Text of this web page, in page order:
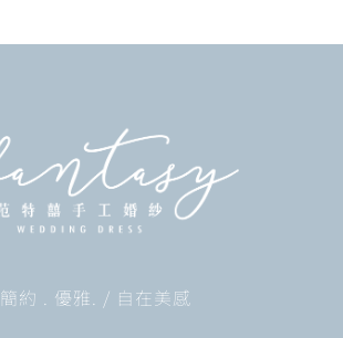
簡約 . 優雅. / 自在美感